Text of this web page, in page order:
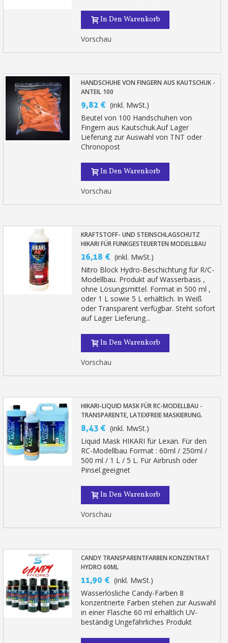
In Den Warenkorb
Vorschau
HANDSCHUHE VON FINGERN AUS KAUTSCHUK -
ANTEIL 100
9,82 € (inkl. MwSt.)
Beutel von 100 Handschuhen von
Fingern aus Kautschuk.Auf Lager
Lieferung zur Auswahl von TNT oder
Chronopost
In Den Warenkorb
Vorschau
KRAFTSTOFF- UND STEINSCHLAGSCHUTZ
HIKARI FÜR FUNKGESTEUERTEN MODELLBAU
26,18 € (inkl. MwSt.)
Nitro Block Hydro-Beschichtung für R/C-
Modellbau. Produkt auf Wasserbasis ,
ohne Lösungsmittel. Format in 500 ml ,
oder 1 L sowie 5 L erhältlich. In Weiß
oder Transparent verfügbar. Steht sofort
auf Lager Lieferung...
In Den Warenkorb
Vorschau
HIKARI-LIQUID MASK FÜR RC-MODELLBAU -
TRANSPARENTE, LATEXFREIE MASKIERUNG.
8,43 € (inkl. MwSt.)
Liquid Mask HIKARI für Lexan. Für den
RC-Modellbau Format : 60ml / 250ml /
500 ml / 1 L / 5 L. Für Airbrush oder
Pinsel.geeignet
In Den Warenkorb
Vorschau
CANDY TRANSPARENTFARBEN KONZENTRAT
HYDRO 60ML
11,90 € (inkl. MwSt.)
Wasserlösliche Candy-Farben 8
konzentrierte Farben stehen zur Auswahl
in einer Flasche 60 ml erhältlich UV-
beständig Ungefährliches Produkt